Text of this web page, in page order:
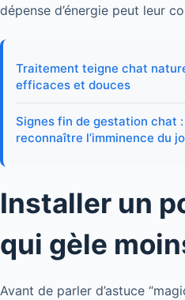
dépense d’énergie peut leur
Traitement teigne chat
efficaces et douces
Signes fin de gestation chat
reconnaître l’imminence du
Installer un
qui gèle
Avant de parler d’astuce